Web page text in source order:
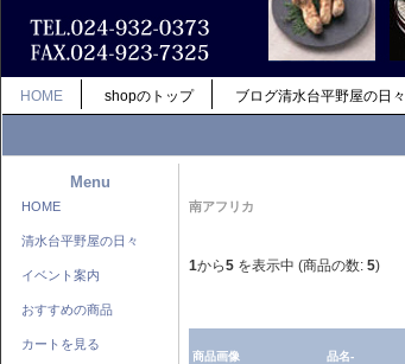
HOME shopのトップ ブログ清水台平野屋の日々
Menu
HOME
清水台平野屋の日々
イベント案内
おすすめの商品
カートを見る
南アフリカ
1から5 を表示中 (商品の数: 5)
商品画像 品名-